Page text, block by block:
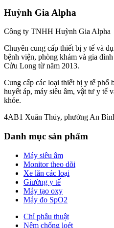
Huỳnh Gia Alpha
Công ty TNHH Huỳnh Gia Alpha
Chuyên cung cấp thiết bị y tế và
bệnh viện, phòng khám và gia
Cửu Long từ năm 2013.
Cung cấp các loại thiết bị y tế phổ
huyết áp, máy siêu âm, vật tư y tế
khỏe.
4AB1 Xuân Thủy, phường An
Danh mục sản phẩm
Máy siêu âm
Monitor theo dõi
Xe lăn các loại
Giường y tế
Máy tạo oxy
Máy đo SpO2
Chỉ phẫu thuật
Nệm chống loét